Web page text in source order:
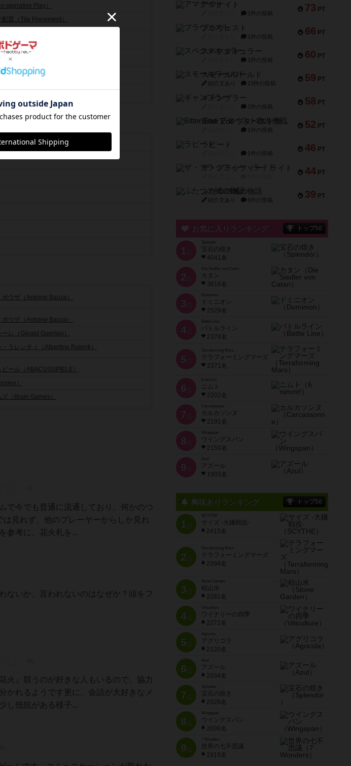
operative Play）
置（Tile Placement）
）
する）（Memory）
ョン（Set Collection）
メント（Hand Management）
ボウザ（Antoine Bauza）
ボウザ（Antoine Bauza）
レ（Gérald Guerlais）
・ラレンティ（Albertine Ralenti）
ピール（ABACUSSPIELE）
）
ズ（Brain Games）
で今でも普通に流通しており、何かのつ
見れず、他のプレーヤーからしか見れ
参考に、花火札を...
ないか、言われないのはなぜか？頭をフ
火』競うのが好きな人もいるので、協力
かれるようです更に、会話が大好きなメ
し抵抗がある様子...
73 PT
アマナイト
1件の投稿
66 PT
ブラヴェスト
1件の投稿
60 PT
スペクタキュラー
1件の投稿
59 PT
スモールワールド
紹介文あり 13件の投稿
58 PT
ギャンブラー
2件の投稿
52 PT
Bitter End ブタペスト救出作戦
1件の投稿
46 PT
ラピード
1件の投稿
44 PT
ザ・フラッフィー・ライト
39 PT
ふたつの城の物語
紹介文あり 6件の投稿
お気に入りランキング トップ50
1 位
宝石の煌き
4041名
2 位
Die Siedler von Catan
カタン
3616名
3 位
ドミニオン
2529名
4位
Battle Line
バトルライン
2378名
5 位
Terraforming Mars
テラフォーミングマーズ
2371名
6 位
ニムト
2202名
7 位
Carcassonne
カルカソンヌ
2191名
8 位
Wingspan
ウイングスパン
2150名
9 位
Azul
アズール
1903名
興味ありランキング トップ50
1位
SCYTHE
サイズ -大鎌戦役-
2415名
2位
Terraforming Mars
テラフォーミングマーズ
2394名
3位
Stone Garden
枯山水
2281名
4位
Viticulture
ワイナリーの四季
2272名
5位
Agricola
アグリコラ
2120名
6位
Azul
アズール
2034名
7位
宝石の煌き
2028名
8位
Wingspan
ウイングスパン
2006名
9位
7 Wonders
世界の七不思議
1919名